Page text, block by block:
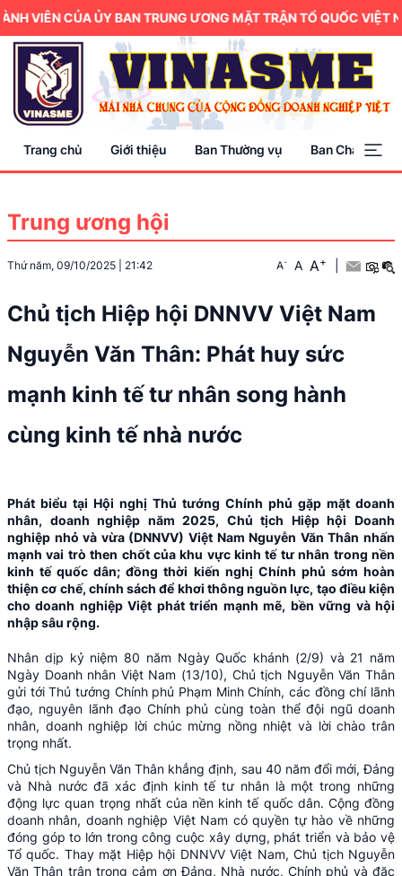
CỦA ỦY BAN TRUNG ƯƠNG MẶT TRẬN TỔ QUỐC VIỆT NAM.
Trang chủ Giới thiệu Ban Thường vụ Ban Chấp hành
Trung ương hội
Thứ năm, 09/10/2025 21:42 A- A A+
Chủ tịch Hiệp hội DNNVV Việt Nam
Nguyễn Văn Thân: Phát huy sức
mạnh kinh tế tư nhân song hành
cùng kinh tế nhà nước
Phát biểu tại Hội nghị Thủ tướng Chính phủ gặp mặt doanh
nhân, doanh nghiệp năm 2025, Chủ tịch Hiệp hội Doanh
nghiệp nhỏ và vừa (DNNVV) Việt Nam Nguyễn Văn Thân nhấn
mạnh vai trò then chốt của khu vực kinh tế tư nhân trong nền
kinh tế quốc dân; đồng thời kiến nghị Chính phủ sớm hoàn
thiện cơ chế, chính sách để khơi thông nguồn lực, tạo điều kiện
cho doanh nghiệp Việt phát triển mạnh mẽ, bền vững và hội
nhập sâu rộng.
Nhân dịp kỷ niệm 80 năm Ngày Quốc khánh (2/9) và 21 năm
Ngày Doanh nhân Việt Nam (13/10), Chủ tịch Nguyễn Văn Thân
gửi tới Thủ tướng Chính phủ Phạm Minh Chính, các đồng chí lãnh
đạo, nguyên lãnh đạo Chính phủ cùng toàn thể đội ngũ doanh
nhân, doanh nghiệp lời chúc mừng nồng nhiệt và lời chào trân
trọng nhất.
Chủ tịch Nguyễn Văn Thân khẳng định, sau 40 năm đổi mới, Đảng
và Nhà nước đã xác định kinh tế tư nhân là một trong những
động lực quan trọng nhất của nền kinh tế quốc dân. Cộng đồng
doanh nhân, doanh nghiệp Việt Nam có quyền tự hào về những
đóng góp to lớn trong công cuộc xây dựng, phát triển và bảo vệ
Tổ quốc. Thay mặt Hiệp hội DNNVV Việt Nam, Chủ tịch Nguyễn
Văn Thân trân trọng cảm ơn Đảng, Nhà nước, Chính phủ và đặc